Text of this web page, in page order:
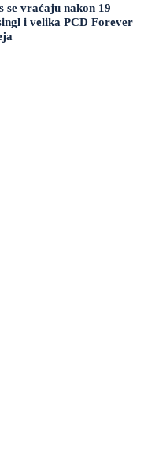
se vraćaju nakon 19
i velika PCD Forever